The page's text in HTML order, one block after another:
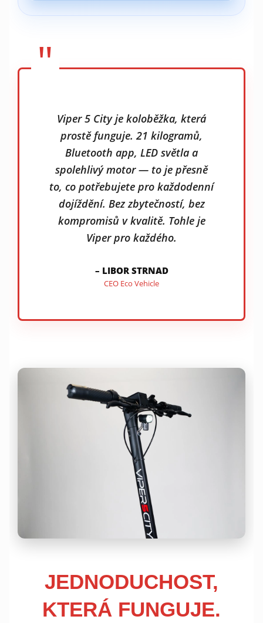
"
Viper 5 City je koloběžka, která
prostě funguje. 21 kilogramů,
Bluetooth app, LED světla a
spolehlivý motor — to je přesně
to, co potřebujete pro každodenní
dojíždění. Bez zbytečností, bez
kompromisů v kvalitě. Tohle je
Viper pro každého.
– LIBOR STRNAD
CEO Eco Vehicle
JEDNODUCHOST,
KTERÁ FUNGUJE.